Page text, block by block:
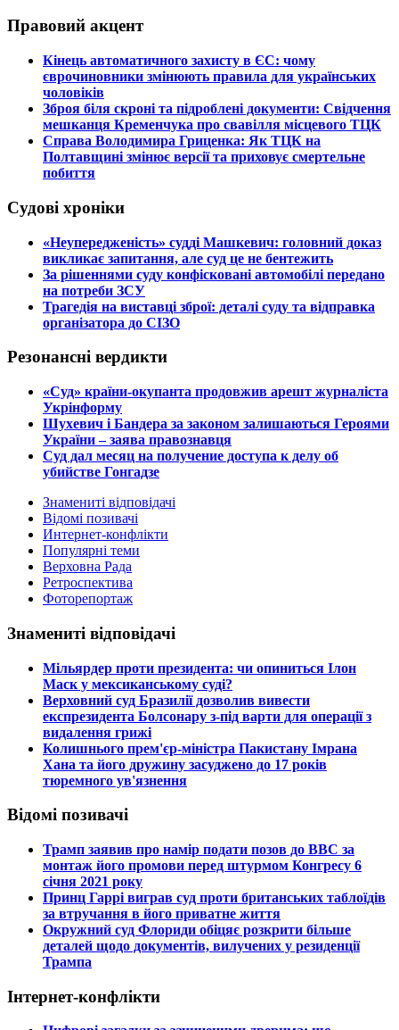
Правовий акцент
​Кінець автоматичного захисту в ЄС: чому
єврочиновники змінюють правила для українських
чоловіків
​Зброя біля скроні та підроблені документи: Свідчення
мешканця Кременчука про свавілля місцевого ТЦК
​Справа Володимира Гриценка: Як ТЦК на
Полтавщині змінює версії та приховує смертельне
побиття
Судові хроніки
​«Неупередженість» судді Машкевич: головний доказ
викликає запитання, але суд це не бентежить
​За рішеннями суду конфісковані автомобілі передано
на потреби ЗСУ
​Трагедія на виставці зброї: деталі суду та відправка
організатора до СІЗО
Резонансні вердикти
​«Суд» країни-окупанта продовжив арешт журналіста
Укрінформу
Шухевич і Бандера за законом залишаються Героями
України – заява правознавця
Суд дал месяц на получение доступа к делу об
убийстве Гонгадзе
Знамениті відповідачі
Відомі позивачі
Интернет-конфлікти
Популярні теми
Верховна Рада
Ретроспектива
Фоторепортаж
Знамениті відповідачі
​Мільярдер проти президента: чи опиниться Ілон
Маск у мексиканському суді?
​Верховний суд Бразилії дозволив вивести
експрезидента Болсонару з-під варти для операції з
видалення грижі
​Колишнього прем'єр-міністра Пакистану Імрана
Хана та його дружину засуджено до 17 років
тюремного ув'язнення
Відомі позивачі
​Трамп заявив про намір подати позов до ВВС за
монтаж його промови перед штурмом Конгресу 6
січня 2021 року
​Принц Гаррі виграв суд проти британських таблоїдів
за втручання в його приватне життя
​Окружний суд Флориди обіцяє розкрити більше
деталей щодо документів, вилучених у резиденції
Трампа
Інтернет-конфлікти